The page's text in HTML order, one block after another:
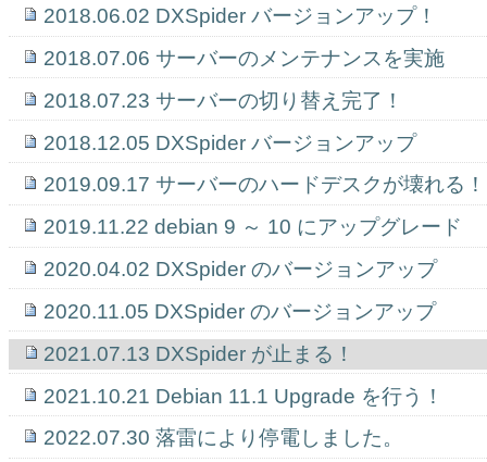
2018.06.02 DXSpider バージョンアップ！
2018.07.06 サーバーのメンテナンスを実施
2018.07.23 サーバーの切り替え完了！
2018.12.05 DXSpider バージョンアップ
2019.09.17 サーバーのハードデスクが壊れる！
2019.11.22 debian 9 ～ 10 にアップグレード
2020.04.02 DXSpider のバージョンアップ
2020.11.05 DXSpider のバージョンアップ
2021.07.13 DXSpider が止まる！
2021.10.21 Debian 11.1 Upgrade を行う！
2022.07.30 落雷により停電しました。